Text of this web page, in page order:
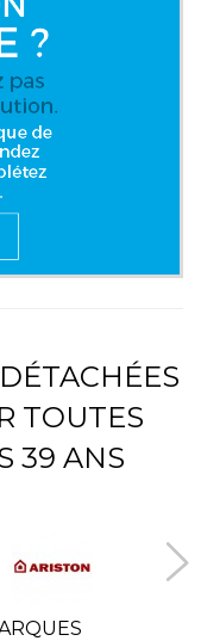
TOUTES
39 ANS